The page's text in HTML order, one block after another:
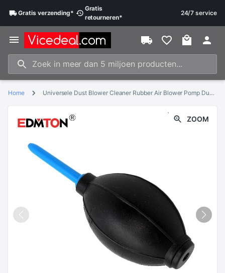
Gratisverzending*
Gratis
retourneren*
24/7 service
Home Universele Dust Blower Cleaner Rubber Air Blower Pomp Dust Cleaner DSLR Lens Cleaning Tool Voor SLR Camera Verrekijker Lens CCD
ZOOM